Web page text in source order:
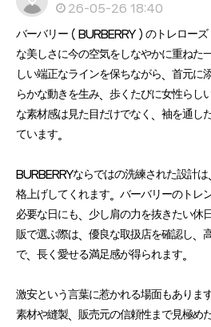
26-05-26 18:40
バーバリー（BURBERRY）のトレロー
な美しさに今の空気をしなやかに重ねた
しい端正なラインを保ちながら、首元に
らかな動きを生み、歩くたびに女性らし
な素材感は見た目だけでなく、袖を通し
ています。
BURBERRYならではの洗練された設計
格上げしてくれます。バーバリーのトレ
必要な日にも、少し肩の力を抜きたい休
販で選ぶ際は、優良な取扱店を確認し、
で、長く愛せる満足感が得られます。
激安という言葉に惹かれる場面もありま
素材や縫製、販売元の信頼性まで見極め